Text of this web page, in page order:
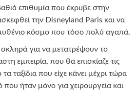
επιθυμία που έκρυβε στην
την Disneyland Paris και να
κόσμο που τόσο πολύ αγαπά.
για να μετατρέψουν το
εμπειρία, που θα επισκίαζε τις
ταξίδια που είχε κάνει μέχρι τώρα
που ήταν μόνο για χειρουργεία και